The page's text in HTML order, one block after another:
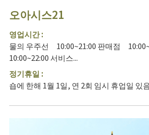
오아시스21
영업시간 :
물의 우주선 10:00~21:00 판매점
10:00~22:00 서비스...
정기휴일 :
숍에 한해 1월 1일, 연 2회 임시 휴업일 있